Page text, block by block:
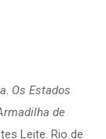
. Os Estados
de
Leite. Rio de